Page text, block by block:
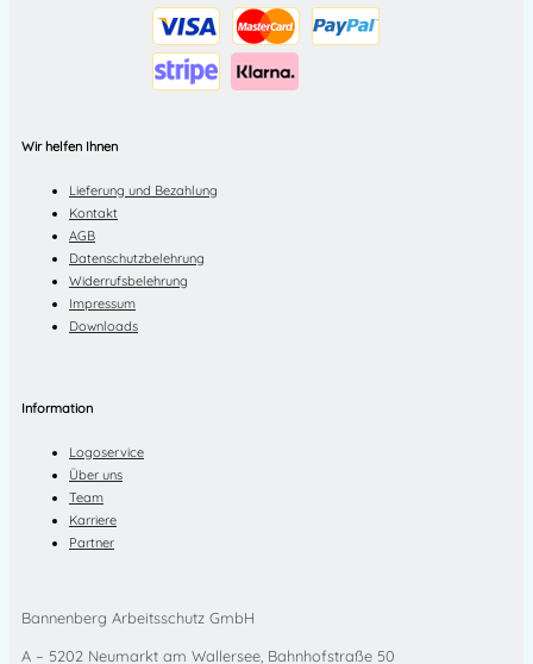
Wir helfen Ihnen
Lieferung und Bezahlung
Kontakt
AGB
Datenschutzbelehrung
Widerrufsbelehrung
Impressum
Downloads
Information
Logoservice
Über uns
Team
Karriere
Partner
Bannenberg Arbeitsschutz GmbH
A – 5202 Neumarkt am Wallersee, Bahnhofstraße 50